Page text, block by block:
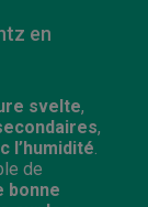
en
svelte,
,
l’humidité
de
bonne